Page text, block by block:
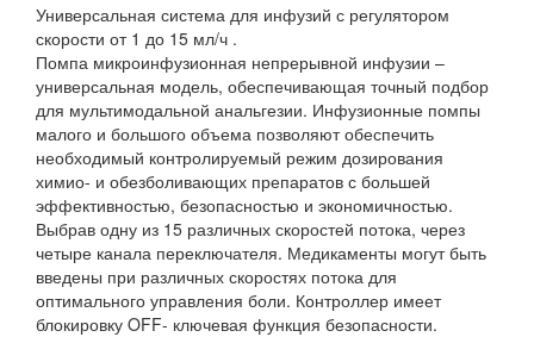
Универсальная система для инфузий с регулятором
скорости от 1 до 15 мл/ч .
Помпа микроинфузионная непрерывной инфузии –
универсальная модель, обеспечивающая точный подбор
для мультимодальной анальгезии. Инфузионные помпы
малого и большого объема позволяют обеспечить
необходимый контролируемый режим дозирования
химио- и обезболивающих препаратов с большей
эффективностью, безопасностью и экономичностью.
Выбрав одну из 15 различных скоростей потока, через
четыре канала переключателя. Медикаменты могут быть
введены при различных скоростях потока для
оптимального управления боли. Контроллер имеет
блокировку OFF- ключевая функция безопасности.